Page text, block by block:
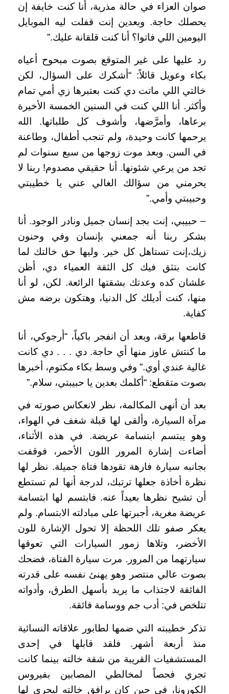
صوان العزاء في حالة مذرية، أنا كنت خايفة إن
يحصلك حاجة. وبعدين إنت قفلت ليه الموبايل
اليومين اللي فاتوا؟ أنا كنت قلقانة عليك.”
رد عليها على غير المتوقع بصوت مبحوح أعياه
بكاء وعويل قائلاً: “أشكرك على السؤال، لكن
خالتي اللي ماتت دي كنت بعتبرها زي أمي تمام
وأكثر. أنا اللي كنت في السنين الخمسة الأخيرة
برعاها، وأمرَّضها، وأشوف كل طلباتها. الله
يرحمها كانت وحيدة، ولم تنجب أطفال، وطاعنة
في السن. وبعد موت زوجها من سبع سنوات لم
تجد من يرعي شئونها. أنا حقيقي مصدوم! ربنا لا
يحرمني من سؤالك الغالي عني يا خطيبتي
وحبيبتي وأمي.”
– حبيبي، إنت بجد إنسان جميل ونادر الوجود. أنا
بشكر ربنا أنه جمعني بإنسان وفي وحنون
زيك،إنت تستاهل كل خير. وليها حق خالتك لما
كانت بتثق فيك كل الثقة العمياء دي، أظن
علشان كده وعدتك بشقتها الرائعة. لكن، لو أنا
منها، كنت أديلك كل الدنيا، وهتكون برضه مش
كفاية.
قاطعها برقة، وبعد أن انفجر باكياً، “أرجوكي، أنا
ما كنتش عاوز منها أي حاجة. دي . . . دي كانت
غالية عندي أوي.” وفي وسط بكاء مكتوم، أخبرها
بصوت متقطع: “أكلمك بعدين يا حبيبتي، سلام.”
بعد أن أنهى المكالمة، نظر لانعكاس صورته في
مرآة السيارة، وألقى لها قبلة شغف في الهواء،
وهو يبتسم ابتسامة عريضة. في هذه الأثناء،
أضاءت إشارة المرور اللون الأحمر، فوقفت
بجانبه سيارة فارهة تقودها فتاة جميلة. نظر لها
نظرة أخاذة جعلها ترتبك، لدرجة أنها لم تستطع
أن تشيح نظرها بعيداً عنه. فابتسم لها ابتسامة
عريضة مغرية، أجبرتها على مبادلته الابتسام. ولم
يعكر صفو تلك اللحظة إلا تحول الإشارة للون
الأخضر، وتلاها زمور السيارات التي تعوقها
سيارتهما من المرور. مرت سيارة الفتاة، فضحك
بصوت عالي منتصر وهو يهنئ نفسه على قدرته
الفائقة لاجتذاب ما يريد بأسهل الطرق، وأدواته
تتلخص في: أدب جم ووسامة فائقة.
تذكر خطيبته التي ضمها لطابور علاقاته النسائية
منذ أربعة أشهر. فلقد قابلها في إحدى
المستشفيات القريبة من شقة خالته بينما كانت
تجري فحصاً لمخالطي المصابين بفيروس
الكورونا، في حين كان يرافق خالته ليجري لها